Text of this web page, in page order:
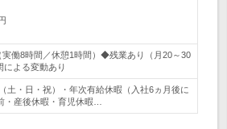
実働8時間／休憩1時間）◆残業あり（月20～30
よる変動あり
土・日・祝）・年次有給休暇（入社6ヵ月後に
・産後休暇・育児休暇…